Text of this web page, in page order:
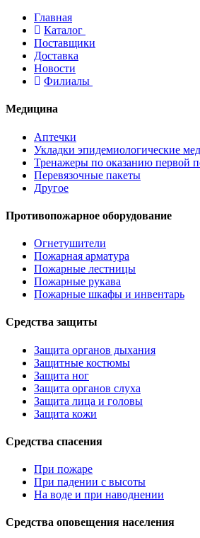
Главная
Каталог
Поставщики
Доставка
Новости
Филиалы
Медицина
Аптечки
Укладки эпидемиологические
Тренажеры по оказанию первой
Перевязочные пакеты
Другое
Противопожарное оборудование
Огнетушители
Пожарная арматура
Пожарные лестницы
Пожарные рукава
Пожарные шкафы и инвентарь
Средства защиты
Защита органов дыхания
Защитные костюмы
Защита ног
Защита органов слуха
Защита лица и головы
Защита кожи
Средства спасения
При пожаре
При падении с высоты
На воде и при наводнении
Средства оповещения населения